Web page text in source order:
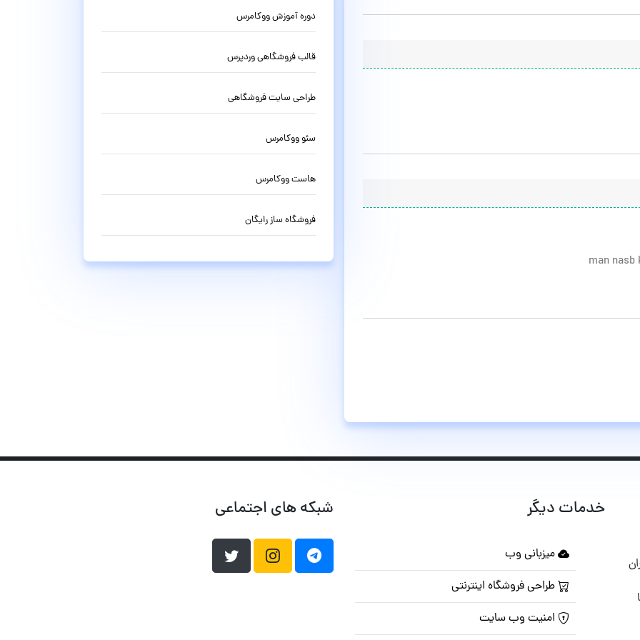
man
دوره آموزش ووکامرس
قالب فروشگاهی وردپرس
طراحی سایت فروشگاهی
سئو ووکامرس
هاست ووکامرس
فروشگاه ساز رایگان
خدمات دیگر
میزبانی وب
طراحی فروشگاه اینترنتی
امنیت وب سایت
شبکه های اجتماعی